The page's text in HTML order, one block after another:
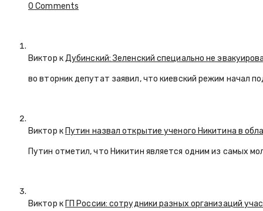
0 Comments
Виктор кДубинский: Зеленский специально не
во вторник депутат заявил, что киевский режим начал
Виктор к Путин назвал открытие ученого Никитина в
Путин отметил, что Никитин является одним из самых
Виктор к ГП России: сотрудники разных организаций